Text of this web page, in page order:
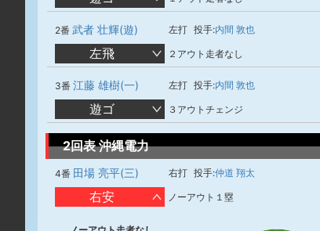
2番 武者 壮輝(遊) 左打 投手:内間 敦也
左飛 ２アウト走者なし
3番 江藤 雄樹(一) 左打 投手:内間 敦也
遊ゴ ３アウトチェンジ
2回表 沖縄電力
4番 田場 亮平(三) 右打 投手:仲道 翔太
右安 ノーアウト１塁